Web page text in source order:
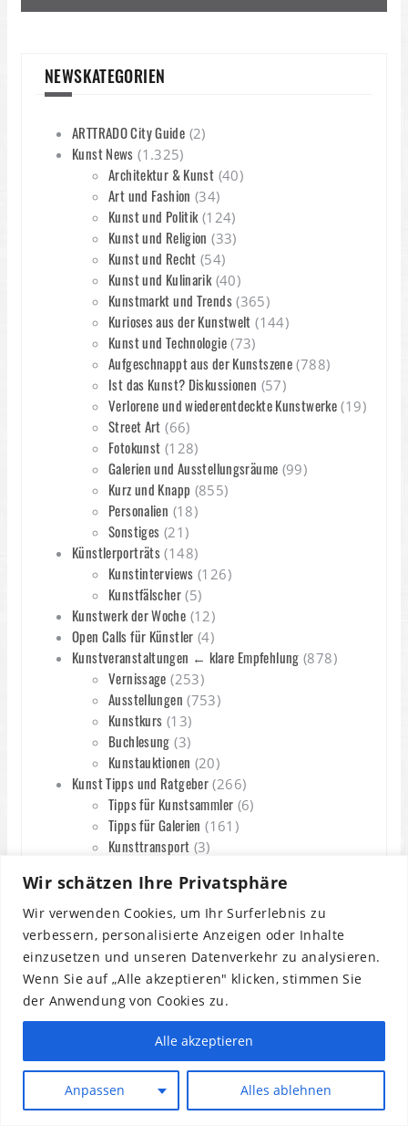
Wir schätzen Ihre Privatsphäre
Wir verwenden Cookies, um Ihr Surferlebnis zu
verbessern, personalisierte Anzeigen oder Inhalte
einzusetzen und unseren Datenverkehr zu analysieren.
Wenn Sie auf „Alle akzeptieren" klicken, stimmen Sie
der Anwendung von Cookies zu.
Anpassen Alles ablehnen
Alle akzeptieren
NEWSKATEGORIEN
ARTTRADO City Guide (2)
Kunst News (1.325)
Architektur & Kunst (40)
Art und Fashion (34)
Kunst und Politik(124)
Kunst und Religion (33)
Kunst und Recht (54)
Kunst und Kulinarik(40)
Kunstmarkt und Trends(365)
Kurioses aus der Kunstwelt (144)
Kunst und Technologie(73)
Aufgeschnappt aus der Kunstszene (788)
Ist das Kunst? Diskussionen (57)
Verlorene und wiederentdeckte Kunstwerke (19)
Street Art (66)
Fotokunst (128)
Galerien und Ausstellungsräume (99)
Kurz und Knapp (855)
Personalien (18)
Sonstiges (21)
Künstlerporträts (148)
Kunstinterviews (126)
Kunstfälscher(5)
Kunstwerk der Woche (12)
Open Calls für Künstler (4)
Kunstveranstaltungen ← klare Empfehlung (878)
Vernissage (253)
Ausstellungen (753)
Kunstkurs (13)
Buchlesung (3)
Kunstauktionen (20)
Kunst Tipps und Ratgeber (266)
Tipps für Kunstsammler (6)
Tipps für Galerien (161)
Kunsttransport (3)
Kunst Buchtipps(33)
Kunst Bildbände(13)
Kunstfilme & Filmtipps(23)
Malkunde(30)
Kunst Jobs(10)
MEHR INFORMATIONEN